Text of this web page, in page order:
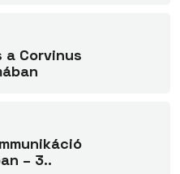
Corvinus
– 3..